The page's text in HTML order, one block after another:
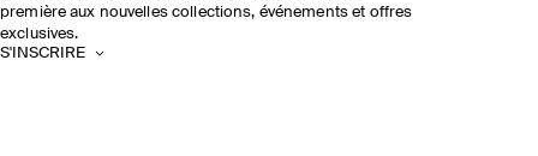
première aux nouvelles collections, événements et offres
exclusives.
S'INSCRIRE